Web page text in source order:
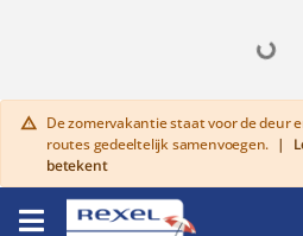
warning De zomervakantie staat voor de deur
routes gedeeltelijk samenvoegen. |
betekent